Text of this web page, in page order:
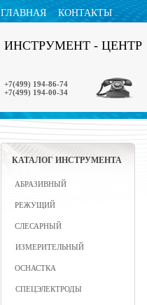
ГЛАВНАЯ КОНТАКТЫ
ИНСТРУМЕНТ - ЦЕНТР
+7(499) 194-86-74
+7(499) 194-00-34
КАТАЛОГ ИНСТРУМЕНТА
АБРАЗИВНЫЙ
РЕЖУЩИЙ
СЛЕСАРНЫЙ
ИЗМЕРИТЕЛЬНЫЙ
ОСНАСТКА
СПЕЦЭЛЕКТРОДЫ